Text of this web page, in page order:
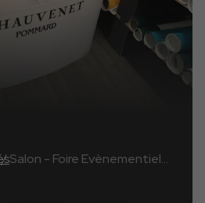
Salon - Foire Evènementiel...